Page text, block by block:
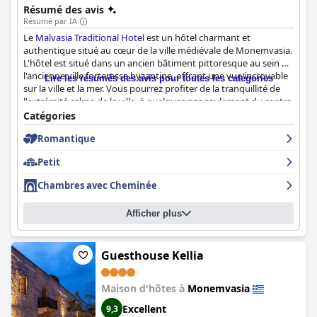
Résumé des avis
Résumé par IA
Le Malvasia Traditional Hotelest un hôtel charmant et
authentique situé au cœur de la ville médiévale de Monemvasia.
L'hôtel est situé dans un ancien bâtiment pittoresque au sein de
l'ancienne ville forteresse byzantine, offrant une vue incroyable
sur la ville et la mer. Vous pourrez profiter de la tranquillité de
l'extrémité calme de la ville, à quelques pas seulement du centre
animé rempli de boutiques, de cafés et de restaurants. Le petit-
déjeuner est très apprécié des clients, beaucoup le décrivant
comme incroyable, excellent, délicieux et copieux. Les chambres
étant même dotées de cheminées et de balcons privés avec une
vue imprenable sur la mer. Le personnel est amical et
arrangeant, offrant un service exceptionnel. Les lits sont
confortables et douillets, et la cheminée ajoute une touche de
chaleur et de charme aux chambres. LeMalvasia Traditional
Hotelest un choix parfait pour les couples à la recherche d'une
retraite unique et paisible, ce qui en fait une expérience
purement romantique.
Lire les résumés des avis pour toutes les catégories
Catégories
Romantique
Petit
Chambres avec Cheminée
Afficher plus
Guesthouse Kellia
Maison d'hôtes à Monemvasia
9,3 Excellent